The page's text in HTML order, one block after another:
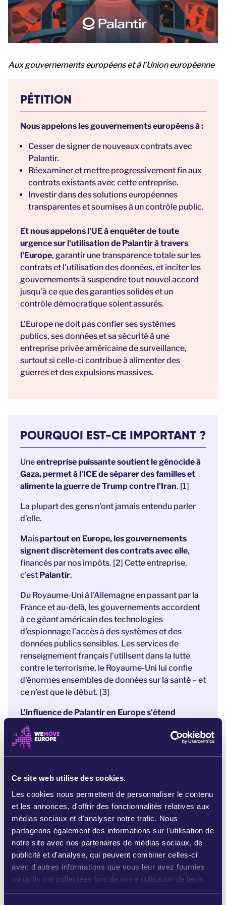
Ce site web utilise des cookies.
Les cookies nous permettent de personnaliser le contenu
et les annonces, d'offrir des fonctionnalités relatives aux
médias sociaux et d'analyser notre trafic. Nous
partageons également des informations sur l'utilisation de
notre site avec nos partenaires de médias sociaux, de
publicité et d'analyse, qui peuvent combiner celles-ci
avec d'autres informations que vous leur avez fournies
ou qu'ils ont collectées lors de votre utilisation de leurs
services.
Aux gouvernements européens et à l’Union européenne
PÉTITION
Nous appelons les gouvernements européens à :
Cesser de signer de nouveaux contrats avec
Palantir.
Réexaminer et mettre progressivement fin aux
contrats existants avec cette entreprise.
Investir dans des solutions européennes
transparentes et soumises à un contrôle public.
Et nous appelons l'UE à enquêterde toute
urgence sur l'utilisation de Palantir à travers
l'Europe, garantir une transparence totale sur les
contrats et l'utilisation des données, et inciter les
gouvernements à suspendre tout nouvel accord
jusqu'à ce que des garanties solides et un
contrôle démocratique soient assurés.
L'Europe ne doit pas confier ses systèmes
publics, ses données et sa sécurité à une
entreprise privée américaine de surveillance,
surtout si celle-ci contribue à alimenter des
guerres et des expulsions massives.
POURQUOI EST-CE IMPORTANT ?
Uneentreprise puissante soutient le génocide à
Gaza, permet à l'ICE de séparer des familles et
alimente la guerre de Trump contre l'Iran. [1]
La plupart des gens n'ont jamais entendu parler
d’elle.
Maispartout en Europe, les gouvernements
signent discrètement des contrats avec elle,
financés par nos impôts. [2] Cette entreprise,
c'est Palantir.
Du Royaume-Uni à l'Allemagne en passant par la
France et au-delà, les gouvernements accordent
à ce géant américain des technologies
d'espionnage l'accès à des systèmes et des
données publics sensibles. Les services de
renseignement français l'utilisent dans la lutte
contre le terrorisme, le Royaume-Uni lui confie
d'énormes ensembles de données sur la santé – et
ce n'est que le début. [3]
L'influence de Palantir en Europe s'étend
rapidement, en grande partie à l'insu du public.
C'est précisément pour cette raison que nous
devons attirer l'attention sur cette question.
masse s'étendre et d'alimenter les conflits, alors
que l'Europe confie ses données et sa sécurité à
un géant américain des technologies
d'espionnage.
Une mobilisation massive pour dénoncer
Palantir peut pousser les dirigeant·es à cesser de
signer de nouveaux contrats
et à protéger les
systèmes publics européens contre ces puissants
géants de la surveillance.